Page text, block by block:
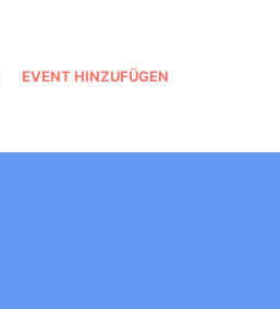
EVENT HINZUFÜGEN